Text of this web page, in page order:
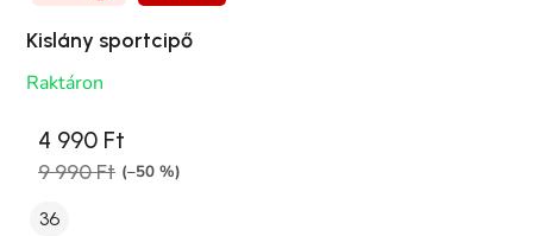
Kislány sportcipő
Raktáron
4 990 Ft
9 990 Ft (–50 %)
36